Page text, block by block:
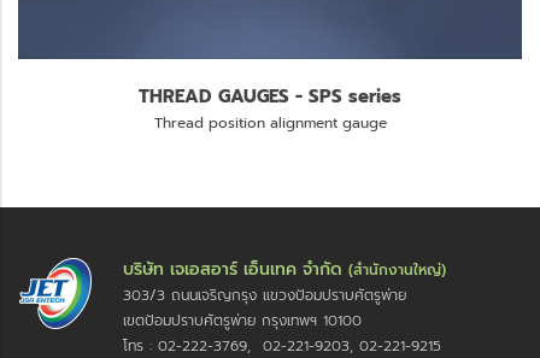
THREAD GAUGES - SPS series
Thread position alignment gauge
บริษัท เจเอสอาร์ เอ็นเทค จำกัด (สำนักงานใหญ่)
303/3 ถนนเจริญกรุง แขวงป้อมปราบศัตรูพ่าย
เขตป้อมปราบศัตรูพ่าย กรุงเทพฯ 10100
โทร : 02-222-3769, 02-221-9203, 02-221-9215